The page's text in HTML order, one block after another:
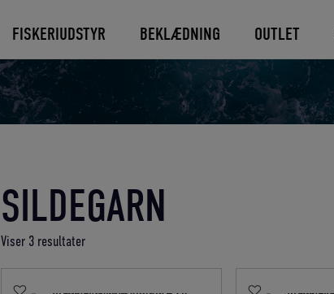
FISKERIUDSTYR BEKLÆDNING OUTLET
SILDEGARN
Viser 3 resultaterSorteret
efter